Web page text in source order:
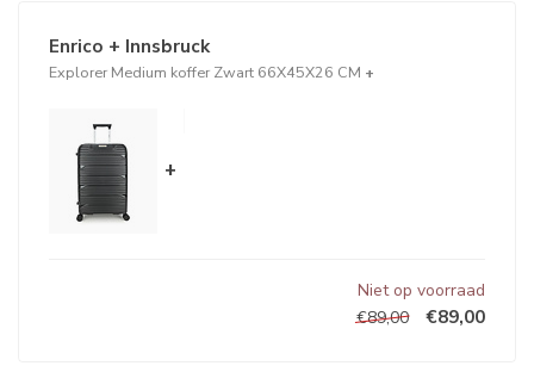
Enrico + Innsbruck
Explorer Medium koffer Zwart 66X45X26 CM +
+
Niet op voorraad
€89,00
€89,00